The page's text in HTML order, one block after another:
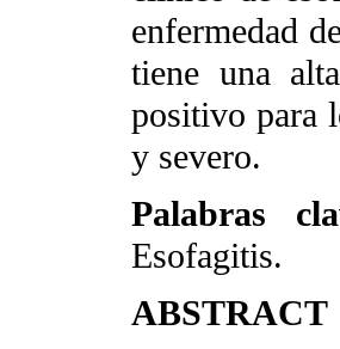
enfermedad
tiene una
positivo para
y severo.
Palabras
Esofagitis.
ABSTRACT